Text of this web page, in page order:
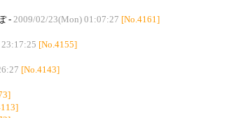
- 2009/02/23(Mon) 01:07:27 [No.4161]
[No.4155]
[No.4143]